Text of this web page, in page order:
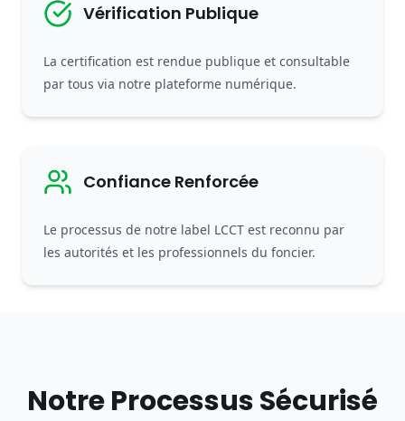
Vérification Publique
La certification est rendue publique et consultable
par tous via notre plateforme numérique.
Confiance Renforcée
Le processus de notre label LCCT est reconnu par
les autorités et les professionnels du foncier.
Notre Processus Sécurisé